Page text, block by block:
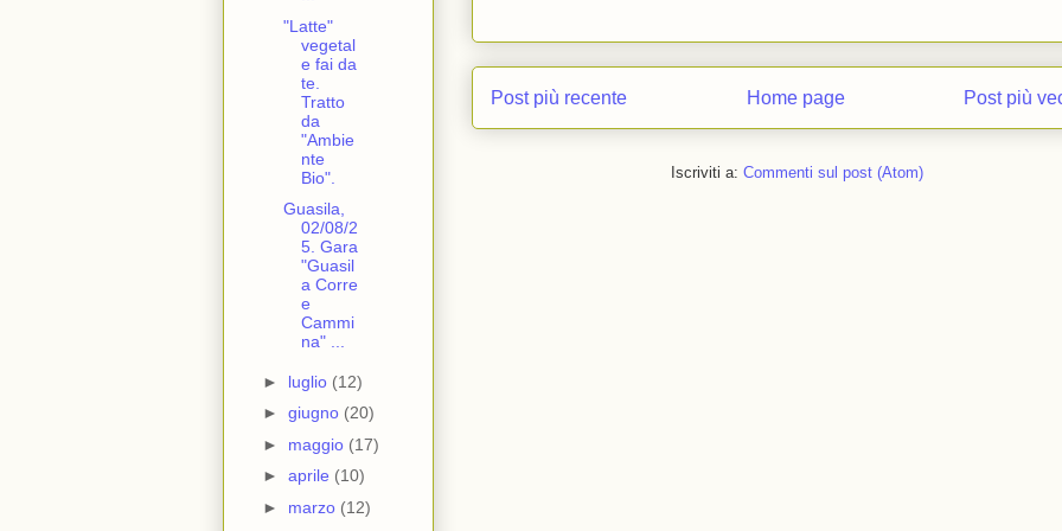
Post più recente Post più
Home page
Iscriviti a: Commenti sul post (Atom)
"Latte"
vegetal
e fai da
te.
Tratto
da
"Ambie
nte
Bio".
Guasila,
02/08/2
5. Gara
"Guasil
a Corre
e
Cammi
na" ...
► luglio (12)
► giugno (20)
► maggio (17)
► aprile (10)
► marzo (12)